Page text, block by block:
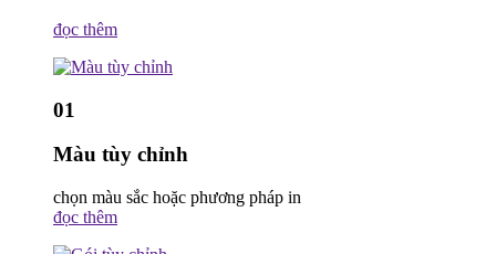
đọc thêm
01
Màu tùy chỉnh
chọn màu sắc hoặc phương pháp in
đọc thêm